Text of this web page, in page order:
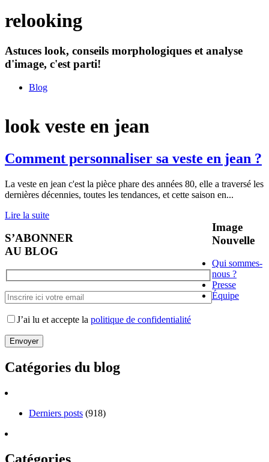
relooking
Astuces look, conseils morphologiques et analyse
d'image, c'est parti!
Blog
look veste en jean
Comment personnaliser sa veste en jean ?
La veste en jean c'est la pièce phare des années 80, elle a traversé les
dernières décennies, toutes les tendances, et cette saison en...
Lire la suite
S’ABONNER
AU BLOG
J’ai lu et accepte la politique de confidentialité
Catégories du blog
Derniers posts (918)
Catégories
Image
Nouvelle
Qui sommes-
nous ?
Presse
Équipe